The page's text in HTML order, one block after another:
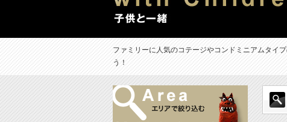
ファミリーに人気のコテージやコンドミニアムタイ
う！